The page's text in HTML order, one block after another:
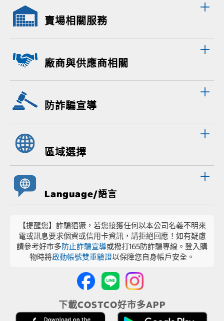
賣場相關服務
廠商與供應商相關
防詐騙宣導
區域選擇
Language/語言
【提醒您】詐騙猖獗，若您接獲任何以本公司名義不明來
電或訊息要求個資或信用卡資訊，請拒絕回應！如有疑慮
請參考好市多防止詐騙宣導或撥打165防詐騙專線。登入購
物時將啟動帳號雙重驗證以保障您自身帳戶安全。
下載COSTCO好市多APP